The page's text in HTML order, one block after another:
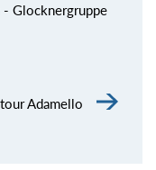
Glocknergruppe
Adamello